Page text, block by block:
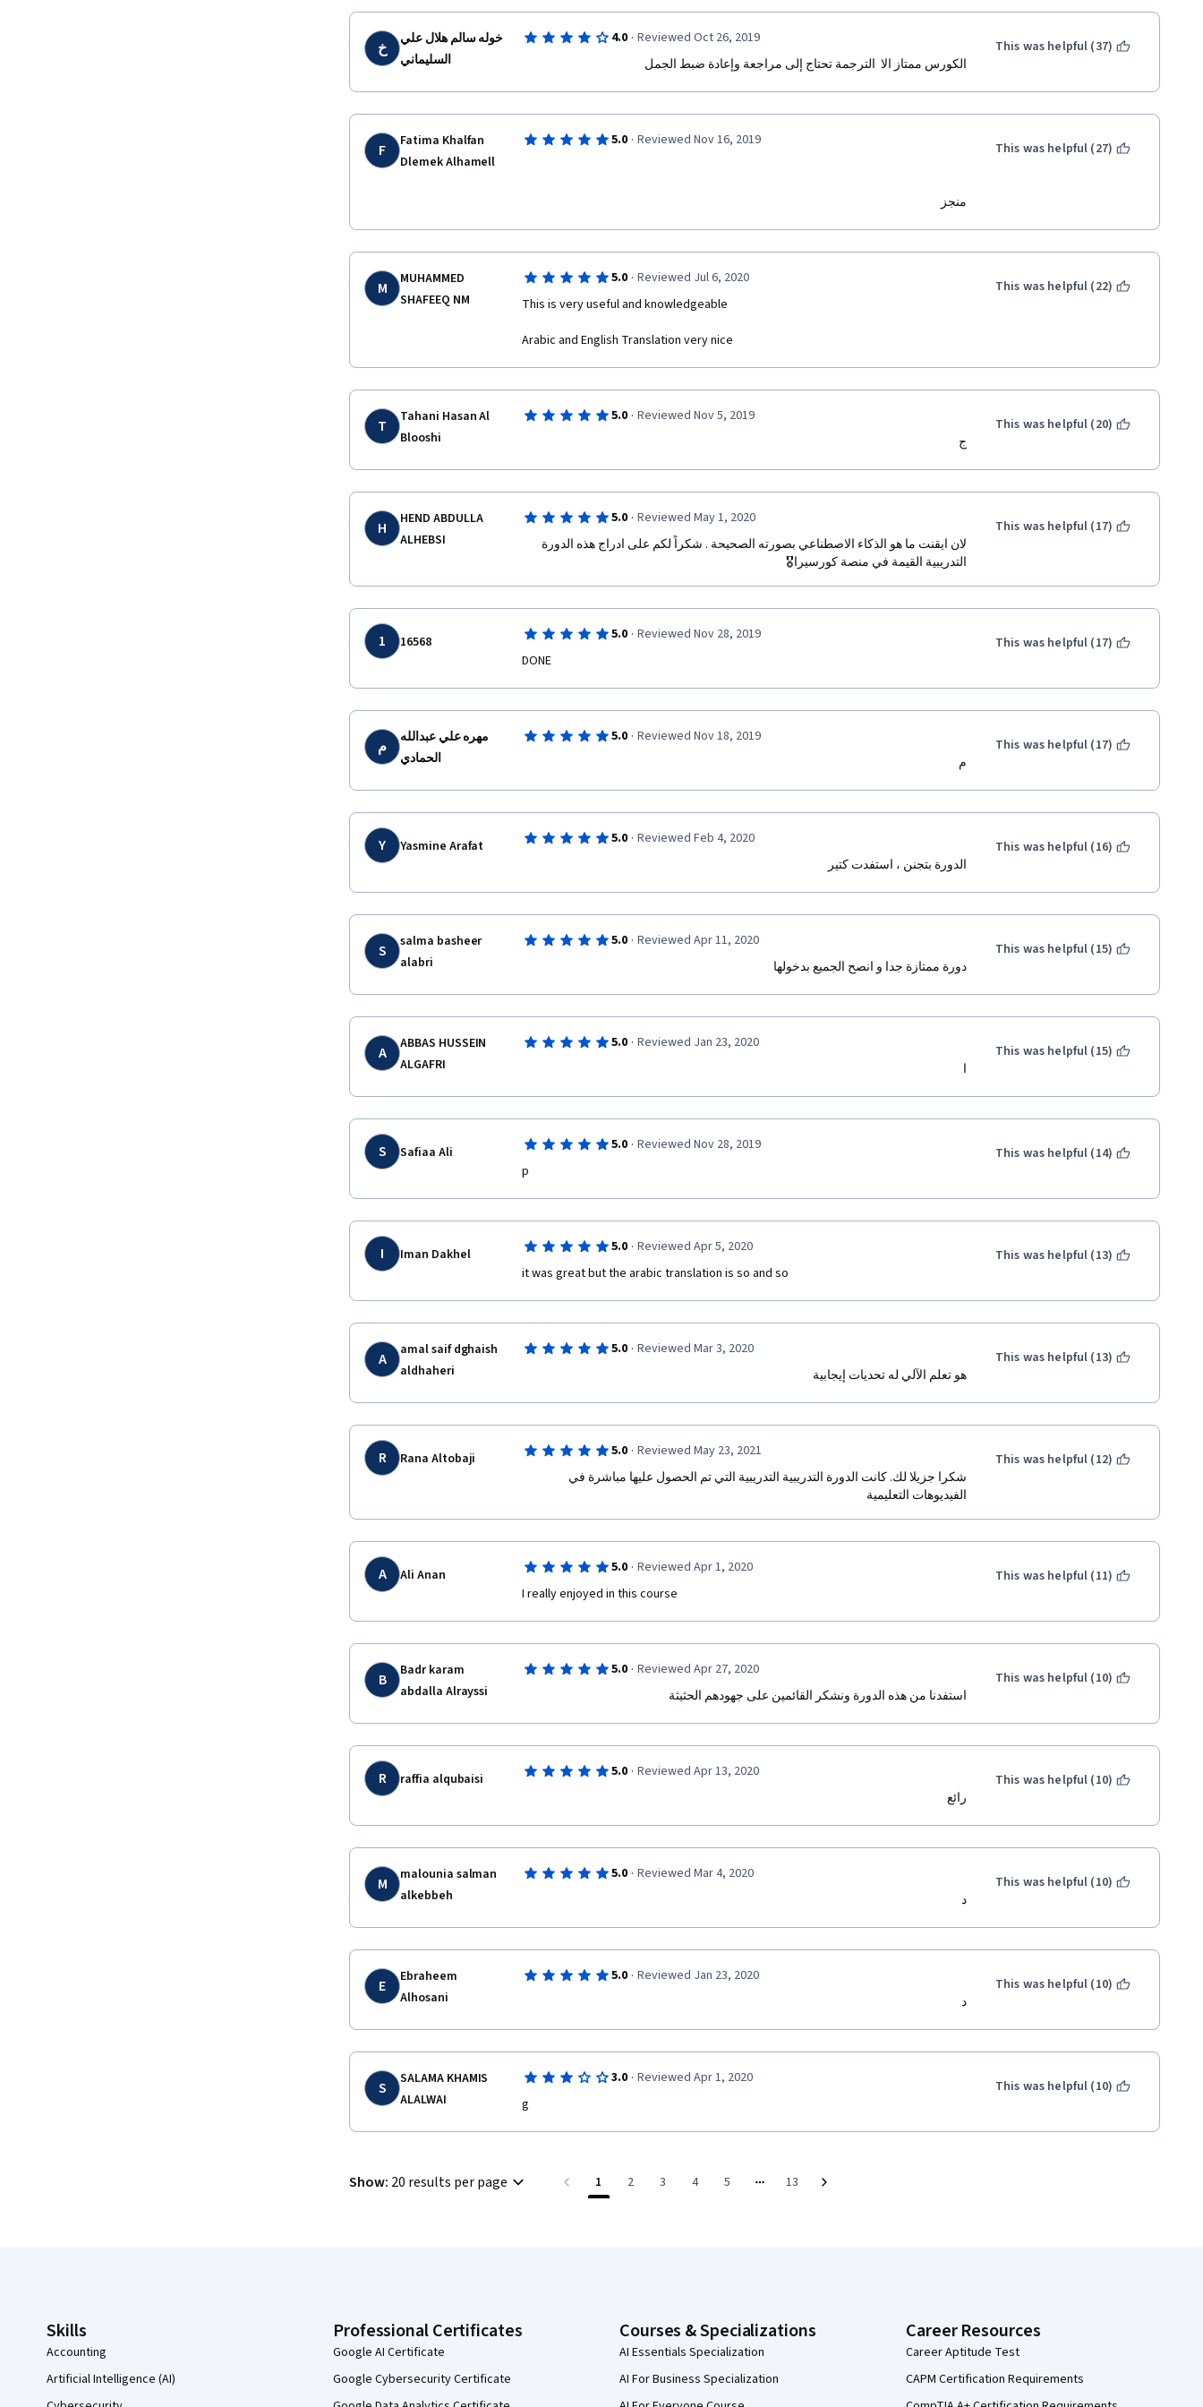
خ
خوله سالم هلال علي
السليماني
4.0 · Reviewed Oct 26, 2019
الكورس ممتاز الا  الترجمة تحتاج إلى مراجعة وإعادة ضبط الجمل
This was helpful (37)
F
Fatima Khalfan
Dlemek Alhamell
5.0 · Reviewed Nov 16, 2019
منجز
This was helpful (27)
M
MUHAMMED
SHAFEEQ NM
5.0 · Reviewed Jul 6, 2020
This is very useful and knowledgeable
Arabic and English Translation very nice
This was helpful (22)
T
Tahani Hasan Al
Blooshi
5.0 · Reviewed Nov 5, 2019
ج
This was helpful (20)
H
HEND ABDULLA
ALHEBSI
5.0 · Reviewed May 1, 2020
التدريبية القيمة في منصة كورسيرا🎖
This was helpful (17)
1 16568 5.0 · Reviewed Nov 28, 2019
DONE
This was helpful (17)
م
مهره علي عبدالله
الحمادي
5.0 · Reviewed Nov 18, 2019
م
This was helpful (17)
Y Yasmine Arafat 5.0 · Reviewed Feb 4, 2020
الدورة بتجنن ، استفدت كتير
This was helpful (16)
S
salma basheer
alabri
5.0 · Reviewed Apr 11, 2020
دورة ممتازة جدا و انصح الجميع بدخولها
This was helpful (15)
A
ABBAS HUSSEIN
ALGAFRI
5.0 · Reviewed Jan 23, 2020
ا
This was helpful (15)
S Safiaa Ali 5.0 · Reviewed Nov 28, 2019
p
This was helpful (14)
I Iman Dakhel 5.0 · Reviewed Apr 5, 2020
it was great but the arabic translation is so and so
This was helpful (13)
A
amal saif dghaish
aldhaheri
5.0 · Reviewed Mar 3, 2020
هو تعلم الآلي له تحديات إيجابية
This was helpful (13)
R Rana Altobaji 5.0 · Reviewed May 23, 2021
الفيديوهات التعليمية
This was helpful (12)
A Ali Anan 5.0 · Reviewed Apr 1, 2020
I really enjoyed in this course
This was helpful (11)
B
Badr karam
abdalla Alrayssi
5.0 · Reviewed Apr 27, 2020
استفدنا من هذه الدورة ونشكر القائمين على جهودهم الحثيثة
This was helpful (10)
R raffia alqubaisi 5.0 · Reviewed Apr 13, 2020
رائع
This was helpful (10)
M
malounia salman
alkebbeh
5.0 · Reviewed Mar 4, 2020
د
This was helpful (10)
E
Ebraheem
Alhosani
5.0 · Reviewed Jan 23, 2020
د
This was helpful (10)
S
SALAMA KHAMIS
ALALWAI
3.0 · Reviewed Apr 1, 2020
g
This was helpful (10)
Show: 20 results per page 1 2 3 4 5 13
Skills
Accounting
Artificial Intelligence (AI)
Professional Certificates
Google AI Certificate
Google Cybersecurity Certificate
Courses & Specializations
AI Essentials Specialization
AI For Business Specialization
Career Resources
Career Aptitude Test
CAPM Certification Requirements